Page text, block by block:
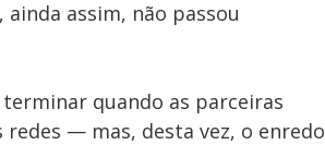
assim, não passou
quando as parceiras
— mas, desta vez, o enredo